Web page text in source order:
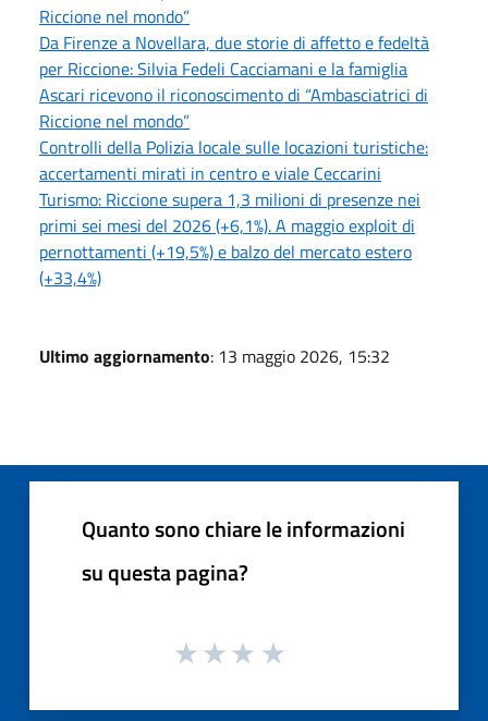
Riccione nel mondo”
Da Firenze a Novellara, due storie di affetto e fedeltà
per Riccione: Silvia Fedeli Cacciamani e la famiglia
Ascari ricevono il riconoscimento di “Ambasciatrici di
Riccione nel mondo”
Controlli della Polizia locale sulle locazioni turistiche:
accertamenti mirati in centro e viale Ceccarini
Turismo: Riccione supera 1,3 milioni di presenze nei
primi sei mesi del 2026 (+6,1%). A maggio exploit di
pernottamenti (+19,5%) e balzo del mercato estero
(+33,4%)
Ultimo aggiornamento: 13 maggio 2026, 15:32
Quanto sono chiare le informazioni
su questa pagina?